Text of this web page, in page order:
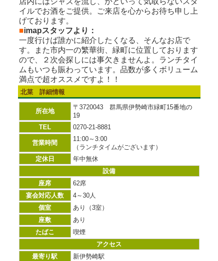
イルでお酒をご提供。ご来店を心からお待ち申し上
げております。
■imapスタッフより：
一度行けば誰かに紹介したくなる、そんなお店で
す。また市内一の繁華街、緑町に位置しております
ので、２次会探しには事欠きませんよ。ランチタイ
ムもいつも賑わっています。品数が多くボリューム
満点で超オススメですよ！！
北菜 詳細情報
所在地
〒3720043 群馬県伊勢崎市緑町15番地の
19
TEL
0270-21-8881
営業時間
11:00～3:00
（ランチタイムがございます）
定休日
年中無休
設備
座席
62席
宴会対応人数
4～30人
個室
あり（3室）
座敷
あり
たばこ
喫煙
アクセス
最寄り駅
新伊勢崎駅